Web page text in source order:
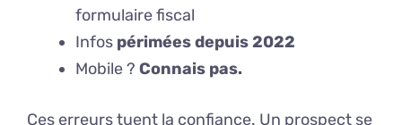
formulaire fiscal
Infos périmées depuis 2022
Mobile ? Connais pas.
Ces erreurs tuent la confiance. Un prospect se